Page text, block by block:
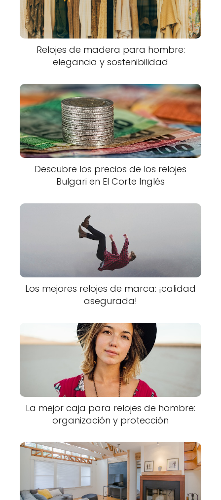
Relojes de madera para hombre:
elegancia y sostenibilidad
Descubre los precios de los relojes
Bulgari en El Corte Inglés
Los mejores relojes de marca: ¡calidad
asegurada!
La mejor caja para relojes de hombre:
organización y protección